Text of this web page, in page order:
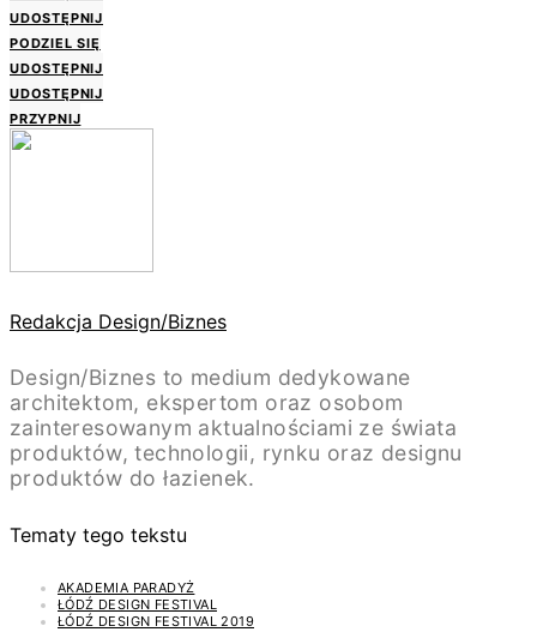
UDOSTĘPNIJ
PODZIEL SIĘ
UDOSTĘPNIJ
UDOSTĘPNIJ
PRZYPNIJ
Redakcja Design/Biznes
Design/Biznes to medium dedykowane
architektom, ekspertom oraz osobom
zainteresowanym aktualnościami ze świata
produktów, technologii, rynku oraz designu
produktów do łazienek.
Tematy tego tekstu
AKADEMIA PARADYŻ
ŁÓDŹ DESIGN FESTIVAL
ŁÓDŹ DESIGN FESTIVAL 2019